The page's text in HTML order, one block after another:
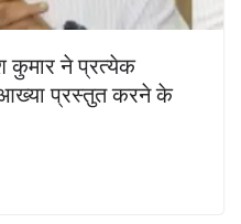
कुमार ने प्रत्येक
आख्या प्रस्तुत करने के